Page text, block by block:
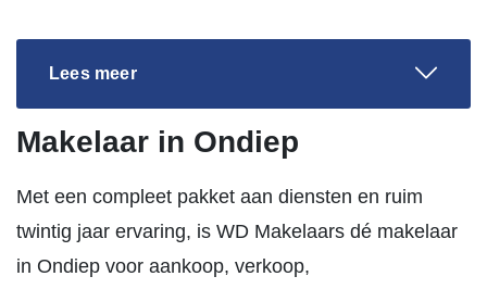
Lees meer
Makelaar in Ondiep
Met een compleet pakket aan diensten en ruim
twintig jaar ervaring, is WD Makelaars dé makelaar
in Ondiep voor aankoop, verkoop,